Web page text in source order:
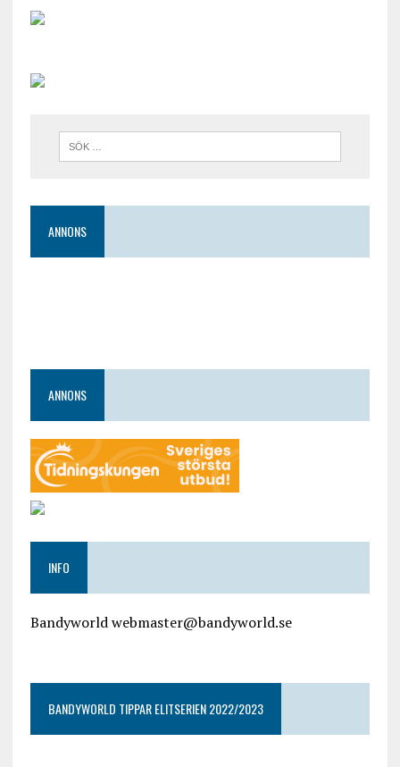
ANNONS
ANNONS
INFO
Bandyworld webmaster@bandyworld.se
BANDYWORLD TIPPAR ELITSERIEN 2022/2023